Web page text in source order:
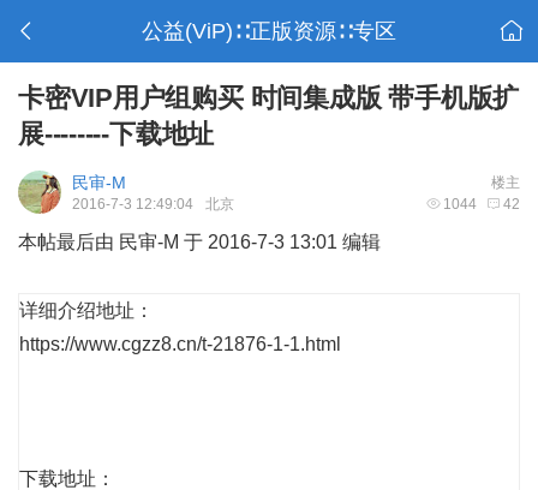
公益(ViP)∷正版资源∷专区
卡密VIP用户组购买 时间集成版 带手机版扩
展--------下载地址
楼主
民审-M
1044 42
2016-7-3 12:49:04 北京
本帖最后由 民审-M 于 2016-7-3 13:01 编辑
详细介绍地址：
https://www.cgzz8.cn/t-21876-1-1.html
下载地址：